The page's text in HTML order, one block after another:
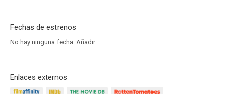
Fechas de estrenos
No hay ninguna fecha. Añadir
Enlaces externos